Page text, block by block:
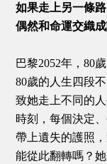
如果走上另一條
偶然和命運交織
巴黎2052年，80
80歲的人生四段
致她走上不同的
時刻，每個決定
帶上遺失的護照
能從此翻轉嗎？